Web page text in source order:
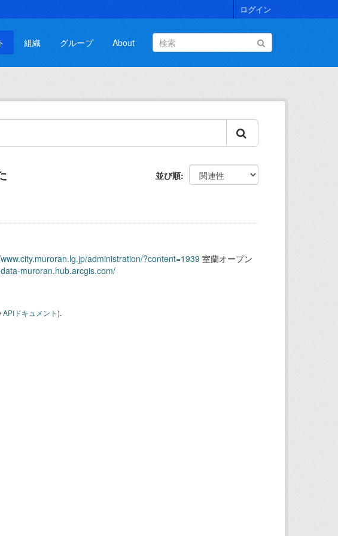
ログイン
組織 グループ About
並び順
administration/?content=1939 室蘭オープン
muroran.hub.arcgis.com/
APIドキュメント).